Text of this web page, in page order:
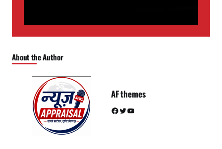
About the Author
AF themes
Facebook Twitter YouTube